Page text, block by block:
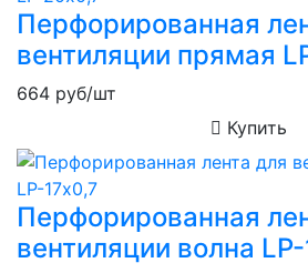
Перфорированная
вентиляции прямая
664 руб/шт
Купить
Перфорированная
вентиляции волна